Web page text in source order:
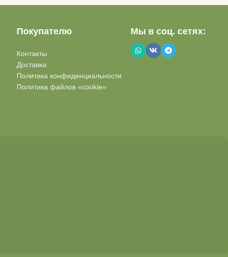
Покупателю
Контакты
Доставка
Политика конфиденциальности
Политика файлов «cookie»
Мы в соц. сетях: